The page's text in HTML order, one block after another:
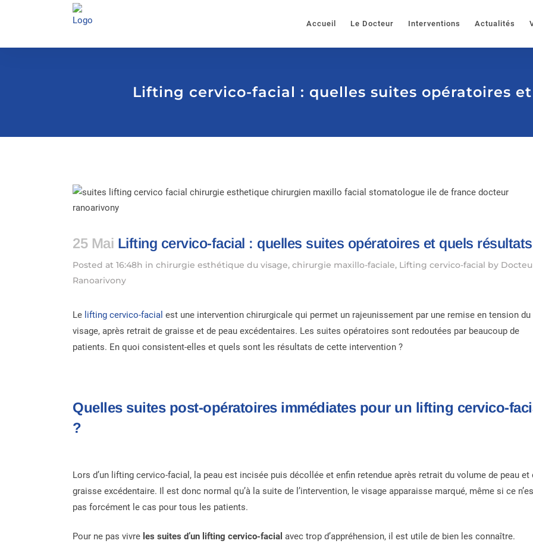
Accueil Le Docteur Interventions Actualités
Lifting cervico-facial : quelles suites opératoires
25 Mai Lifting cervico-facial : quelles suites opératoires et quels
Posted at 16:48h in chirurgie esthétique du visage, chirurgie maxillo-faciale, Lifting cervico-facial by
Ranoarivony
Le lifting cervico-facial est une intervention chirurgicale qui permet un rajeunissement par une remise en tension du
visage, après retrait de graisse et de peau excédentaires. Les suites opératoires sont redoutées par beaucoup de
patients. En quoi consistent-elles et quels sont les résultats de cette intervention ?
Quelles suites post-opératoires immédiates pour un lifting cervico-
?
Lors d’un lifting cervico-facial, la peau est incisée puis décollée et enfin retendue après retrait du volume de peau et
graisse excédentaire. Il est donc normal qu’à la suite de l’intervention, le visage apparaisse marqué, même si ce
pas forcément le cas pour tous les patients.
Pour ne pas vivre les suites d’un lifting cervico-facial avec trop d’appréhension, il est utile de bien les connaître.